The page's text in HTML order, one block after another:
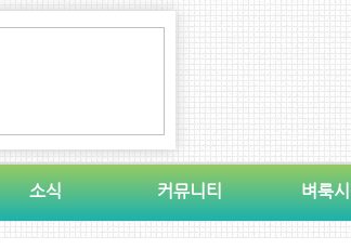
소식 커뮤니티 벼룩
치북5
치북5